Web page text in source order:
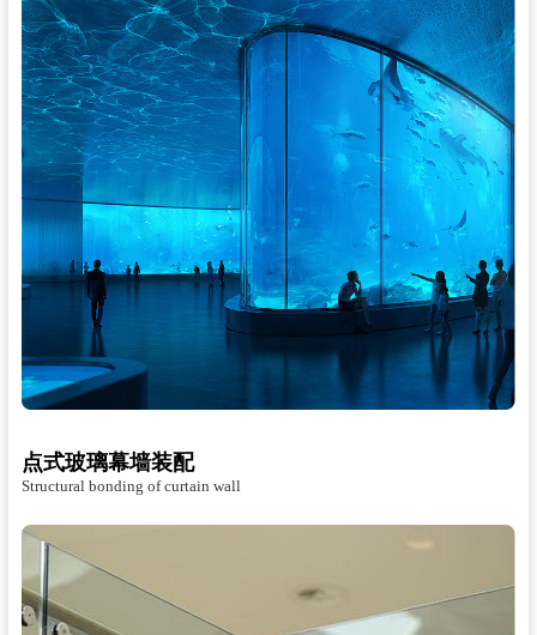
点式玻璃幕墙装配
Structural bonding of curtain wall